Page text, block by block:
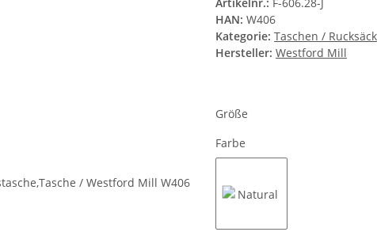
HAN: W406
Kategorie: Taschen /
Hersteller: Westford Mill
Größe
Farbe